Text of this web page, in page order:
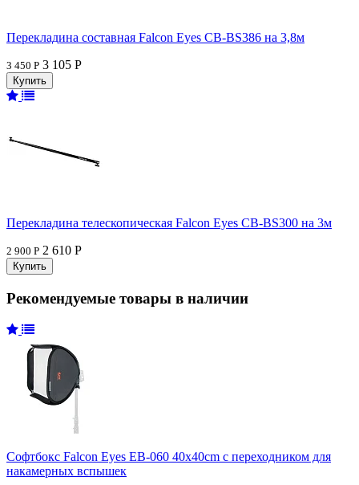
Перекладина составная Falcon Eyes CB-BS386 на 3,8м
3 450 Р 3 105 Р
Перекладина телескопическая Falcon Eyes CB-BS300 на 3м
2 900 Р 2 610 Р
Рекомендуемые товары в наличии
Софтбокс Falcon Eyes EB-060 40x40cm с переходником для
накамерных вспышек